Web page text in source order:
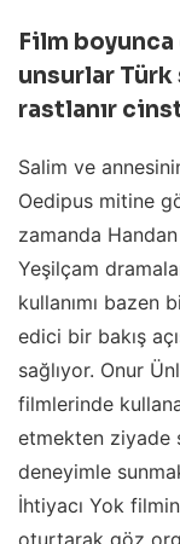
Film
unsurlar Türk
rastlanır
Salim ve
Oedipus mitine
zamanda
Yeşilçam
kullanımı bazen
edici bir bakış
sağlıyor. Onur
filmlerinde
etmekten ziyade
deneyimle
İhtiyacı Yok
oturtarak göz